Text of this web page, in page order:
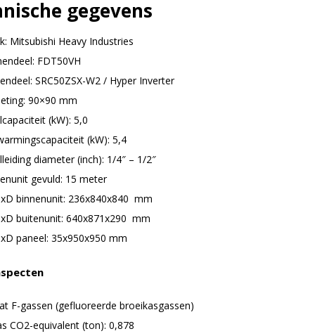
gegevens
Mitsubishi Heavy Industries
FDT50VH
SRC50ZSX-W2 / Hyper Inverter
90×90 mm
(kW): 5,0
(kW): 5,4
diameter (inch): 1/4″ – 1/2″
gevuld: 15 meter
binnenunit: 236x840x840 mm
buitenunit: 640x871x290 mm
paneel: 35x950x950 mm
F-gassen (gefluoreerde broeikasgassen)
CO2-equivalent (ton): 0,878